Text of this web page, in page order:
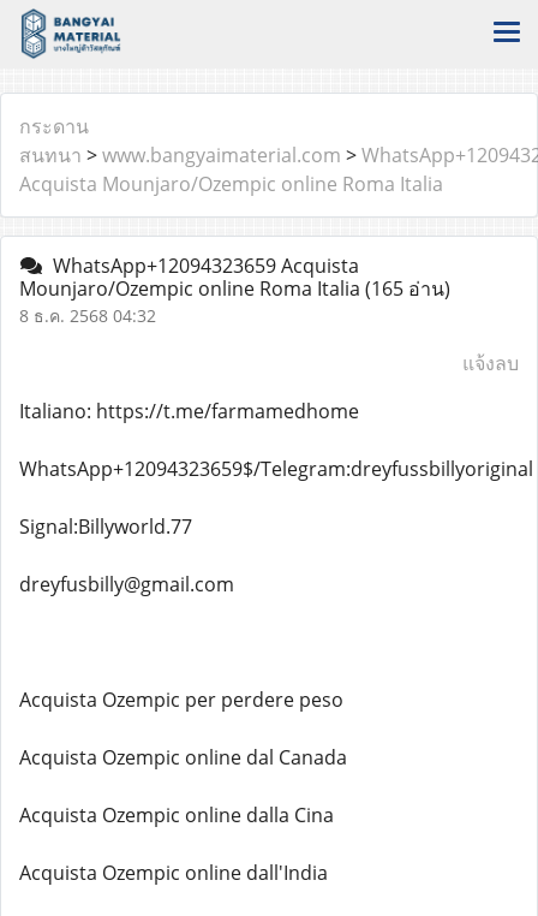
กระดาน
สนทนา >www.bangyaimaterial.com >
Acquista Mounjaro/Ozempic online Roma Italia
WhatsApp+12094323659 Acquista
Mounjaro/Ozempic online Roma Italia (165 อ่าน)
8 ธ.ค. 2568 04:32
แจ้งลบ
Italiano: https://t.me/farmamedhome
WhatsApp+12094323659$/Telegram:dreyfussbillyoriginal
Signal:Billyworld.77
dreyfusbilly@gmail.com
Acquista Ozempic per perdere peso
Acquista Ozempic online dal Canada
Acquista Ozempic online dalla Cina
Acquista Ozempic online dall'India